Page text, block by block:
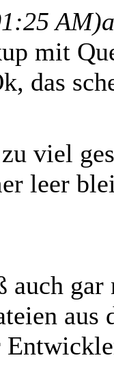
AM)
mit
das
viel
leer
auch gar
aus